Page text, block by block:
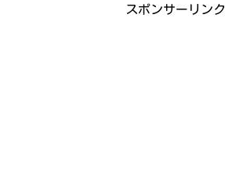
スポンサーリンク